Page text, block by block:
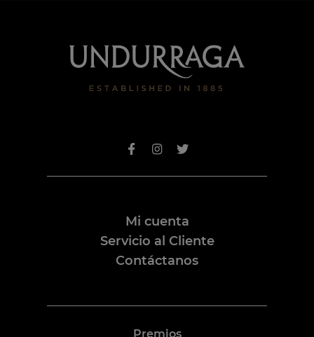
Mi cuenta
Servicio al Cliente
Contáctanos
Premios